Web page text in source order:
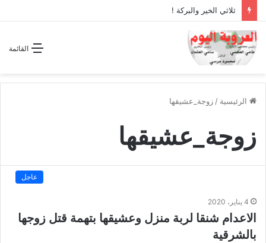
ثلاثي الخير والبركة !
القائمة
الرئيسية / زوجة_عشيقها
زوجة_عشيقها
عاجل
4 يناير، 2020
الاعدام شنقا لربة منزل وعشيقها بتهمة قتل زوجها
بالشرقية